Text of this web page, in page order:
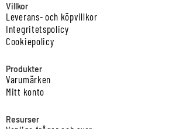
Villkor
Leverans- och köpvillkor
Integritetspolicy
Cookiepolicy
Produkter
Varumärken
Mitt konto
Resurser